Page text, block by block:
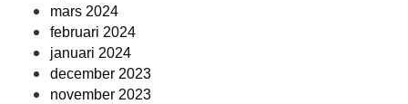
mars 2024
februari 2024
januari 2024
december 2023
november 2023